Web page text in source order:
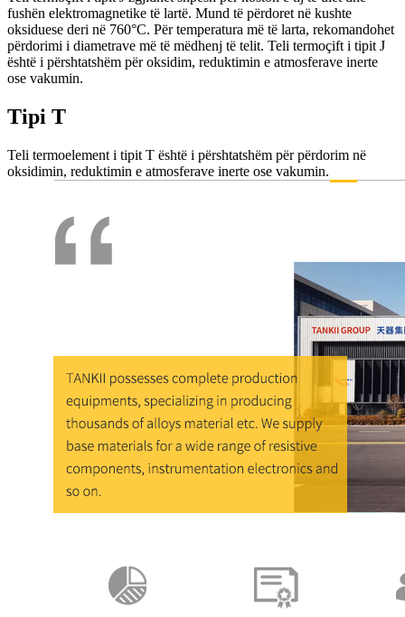
fushën elektromagnetike të lartë. Mund të përdoret në kushte
oksiduese deri në 760°C. Për temperatura më të larta, rekomandohet
përdorimi i diametrave më të mëdhenj të telit. Teli termoçift i tipit J
është i përshtatshëm për oksidim, reduktimin e atmosferave inerte
ose vakumin.
Tipi T
Teli termoelement i tipit T është i përshtatshëm për përdorim në
oksidimin, reduktimin e atmosferave inerte ose vakumin.